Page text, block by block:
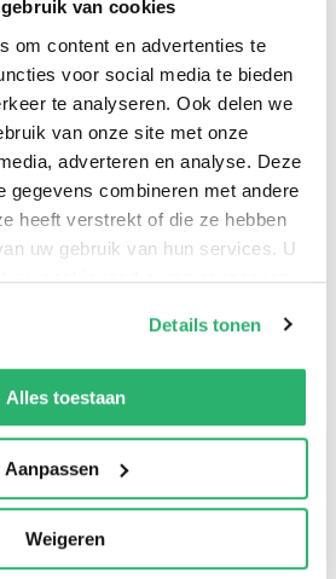
van cookies
om content en advertenties te
voor social media te bieden
te analyseren. Ook delen we
van onze site met onze
adverteren en analyse. Deze
gegevens combineren met andere
heeft verstrekt of die ze hebben
uw gebruik van hun services. U
uw cookievoorkeuren aanpassen
42 derdendie uw gegevens
verwerken.
Details tonen
Alles toestaan
Aanpassen
Weigeren